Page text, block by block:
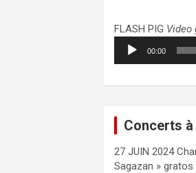
FLASH PIG Video
Lecteur
audio
00:00
Concerts
27 JUIN 2024
Sagazan » gratos